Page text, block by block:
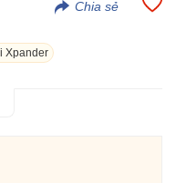
Xpander
dây chính hãng là một
và tiện lợi cho mọi hành